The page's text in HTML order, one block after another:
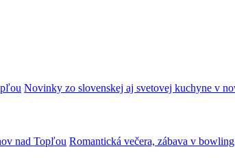
Novinky zo slovenskej aj svetovej kuchyne v
Romantická večera, zábava v